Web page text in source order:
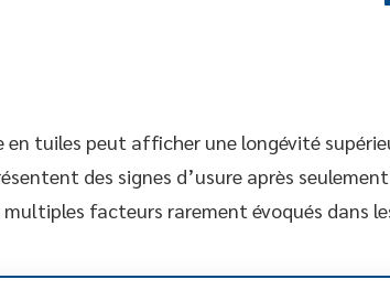
en tuiles peut afficher une longévité
des signes d’usure après
multiples facteurs rarement évoqués dans